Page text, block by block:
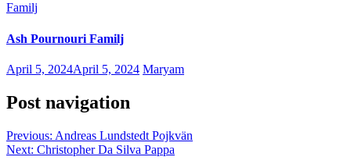
Familj
Ash Pournouri Familj
April 5, 2024April 5, 2024 Maryam
Post navigation
Previous: Andreas Lundstedt Pojkvän
Next: Christopher Da Silva Pappa